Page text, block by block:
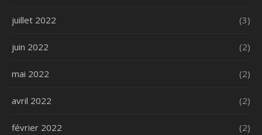
juillet 2022 (3)
juin 2022 (2)
mai 2022 (2)
avril 2022 (2)
février 2022 (2)